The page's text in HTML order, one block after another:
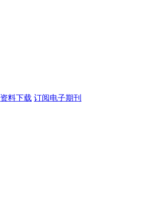
资料下载 订阅电子期刊